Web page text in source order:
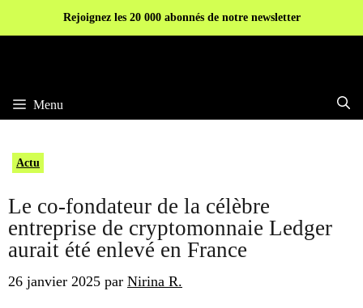
Rejoignez les 20 000 abonnés de notre newsletter
Menu
Actu
Le co-fondateur de la célèbre
entreprise de cryptomonnaie Ledger
aurait été enlevé en France
26 janvier 2025 par Nirina R.